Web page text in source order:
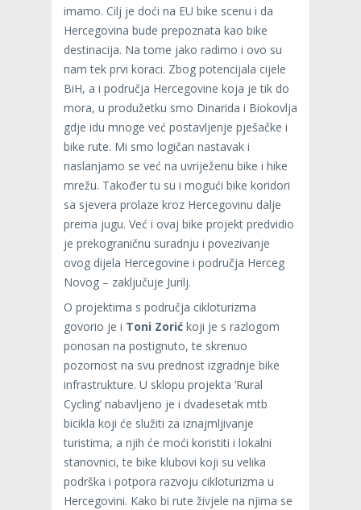
imamo. Cilj je doći na EU bike scenu i da
Hercegovina bude prepoznata kao bike
destinacija. Na tome jako radimo i ovo su
nam tek prvi koraci. Zbog potencijala cijele
BiH, a i područja Hercegovine koja je tik do
mora, u produžetku smo Dinarida i Biokovlja
gdje idu mnoge već postavljenje pješačke i
bike rute. Mi smo logičan nastavak i
naslanjamo se već na uvriježenu bike i hike
mrežu. Također tu su i mogući bike koridori
sa sjevera prolaze kroz Hercegovinu dalje
prema jugu. Već i ovaj bike projekt predvidio
je prekograničnu suradnju i povezivanje
ovog dijela Hercegovine i područja Herceg
Novog – zaključuje Jurilj.
O projektima s područja cikloturizma
govorio je i Toni Zorić koji je s razlogom
ponosan na postignuto, te skrenuo
pozornost na svu prednost izgradnje bike
infrastrukture. U sklopu projekta ‘Rural
Cycling’ nabavljeno je i dvadesetak mtb
bicikla koji će služiti za iznajmljivanje
turistima, a njih će moći koristiti i lokalni
stanovnici, te bike klubovi koji su velika
podrška i potpora razvoju cikloturizma u
Hercegovini. Kako bi rute živjele na njima se